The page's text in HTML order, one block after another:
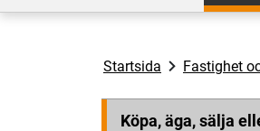
Startsida Fastighet
Köpa, äga, sälja